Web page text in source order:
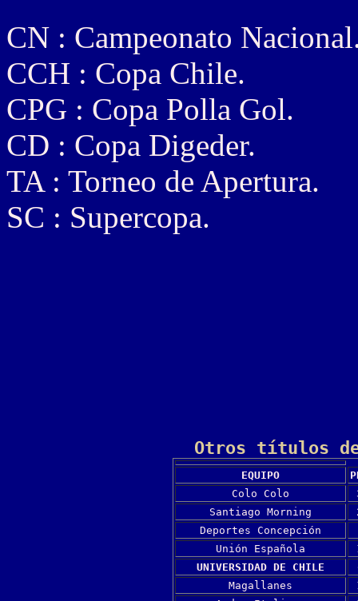
CN : Campeonato
CCH : Copa Chile.
CPG : Copa Polla Gol.
CD : Copa Digeder.
TA : Torneo de Apertura.
SC : Supercopa.
Otros títulos
EQUIPO
Colo Colo
Santiago Morning
Deportes Concepción
Unión Española
UNIVERSIDAD DE CHILE
Magallanes